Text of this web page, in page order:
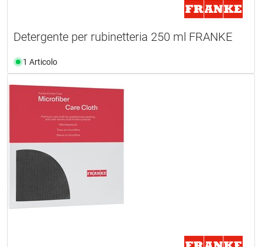
Detergente per rubinetteria 250 ml FRANKE
1 Articolo